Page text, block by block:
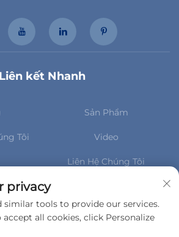
Liên kết Nhanh
Sản Phẩm
Tôi Video
Liên Hệ Chúng Tôi
để cập nhật tin tức
của chúng tôi
privacy
similar tools to provide our services.
all cookies, click Personalize